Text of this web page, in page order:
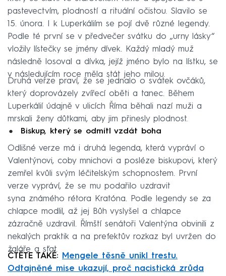
pastevectvím, plodností a rituální očistou. Slavilo se
15. února. I k Luperkáliím se pojí dvě různé legendy.
Podle té první se v předvečer svátku do „urny lásky“
vložily lístečky se jmény dívek. Každý mladý muž
následně losoval a dívka, jejíž jméno bylo na lístku, se
v následujícím roce měla stát jeho milou.
Druhá verze praví, že se jednalo o svátek ovčáků,
který doprovázely zvířecí oběti a tanec. Během
Luperkálií údajně v ulicích Říma běhali nazí muži a
mrskali ženy důtkami, aby jim přinesly plodnost.
Biskup, který se odmítl vzdát boha
Odlišné verze má i druhá legenda, která vypráví o
Valentýnovi, coby mnichovi a posléze biskupovi, který
zemřel kvůli svým léčitelským schopnostem. První
verze vypráví, že se mu podařilo uzdravit
syna známého rétora Kratóna. Podle legendy se za
chlapce modlil, až jej Bůh vyslyšel a chlapce
zázračně uzdravil. Římští senátoři Valentýna obvinili z
nekalých praktik a na prefektův rozkaz byl uvržen do
žaláře a sťat.
ČTĚTE TAKÉ:
Mengele těsně unikl trestu.
Odtajněné mise ukazují, proč nacistická zrůda